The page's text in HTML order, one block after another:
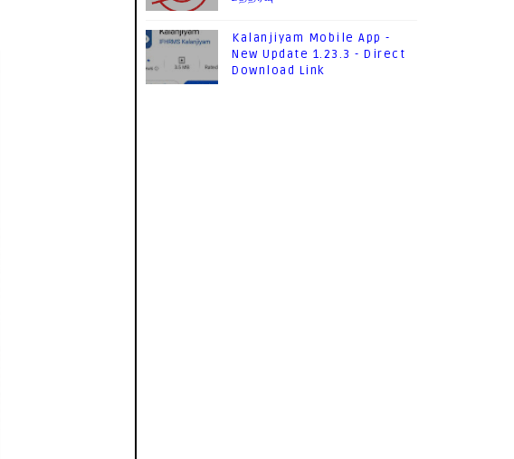
Kalanjiyam Mobile App -
New Update 1.23.3 - Direct
Download Link